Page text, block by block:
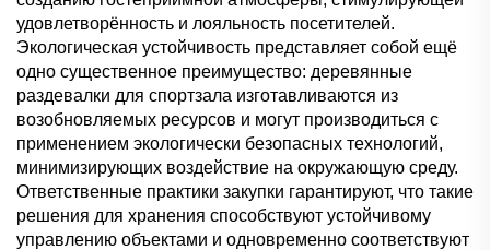
удовлетворённость и лояльность посетителей.
Экологическая устойчивость представляет собой ещё
одно существенное преимущество: деревянные
раздевалки для спортзала изготавливаются из
возобновляемых ресурсов и могут производиться с
применением экологически безопасных технологий,
минимизирующих воздействие на окружающую среду.
Ответственные практики закупки гарантируют, что такие
решения для хранения способствуют устойчивому
управлению объектами и одновременно соответствуют